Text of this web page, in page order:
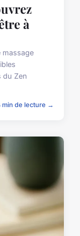
à
massage
du Zen
min de lecture →